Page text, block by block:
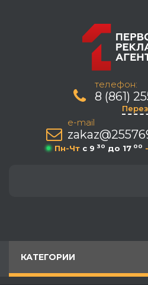
телефон:
8 (861)
e-mail
Пн-Чт c 9 30 до 17 00
КАТЕГОРИИ